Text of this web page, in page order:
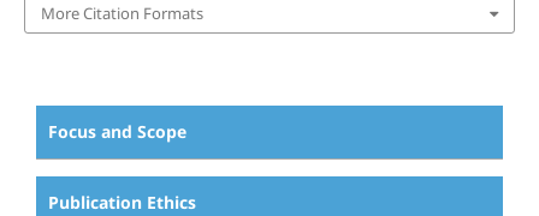
More Citation Formats
Focus and Scope
Publication Ethics